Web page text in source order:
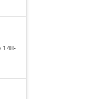
148-